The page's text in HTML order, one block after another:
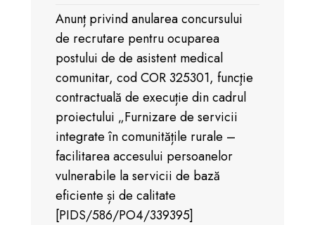
Anunț privind anularea concursului
de recrutare pentru ocuparea
postului de de asistent medical
comunitar, cod COR 325301, funcţie
contractuală de execuție din cadrul
proiectului „Furnizare de servicii
integrate în comunitățile rurale –
facilitarea accesului persoanelor
vulnerabile la servicii de bază
eficiente și de calitate
[PIDS/586/PO4/339395]